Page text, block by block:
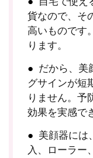
貨なので、そ
高いものです
ります。
だから、美
グサインが短
りません。予
効果を実感で
美顔器には
入、ローラー